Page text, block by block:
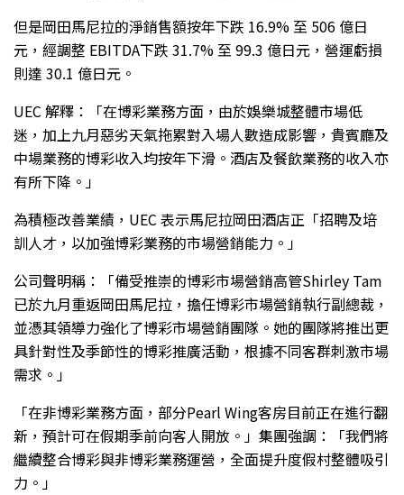
但是岡田馬尼拉的淨銷售額按年下跌 16.9% 至 506 億日
元，經調整 EBITDA下跌 31.7% 至 99.3 億日元，營運虧損
則達 30.1 億日元。
UEC 解釋：「在博彩業務方面，由於娛樂城整體市場低
迷，加上九月惡劣天氣拖累對入場人數造成影響，貴賓廳及
中場業務的博彩收入均按年下滑。酒店及餐飲業務的收入亦
有所下降。」
為積極改善業績，UEC 表示馬尼拉岡田酒店正「招聘及培
訓人才，以加強博彩業務的市場營銷能力。」
公司聲明稱：「備受推崇的博彩市場營銷高管Shirley Tam
已於九月重返岡田馬尼拉，擔任博彩市場營銷執行副總裁，
並憑其領導力強化了博彩市場營銷團隊。她的團隊將推出更
具針對性及季節性的博彩推廣活動，根據不同客群刺激市場
需求。」
「在非博彩業務方面，部分Pearl Wing客房目前正在進行翻
新，預計可在假期季前向客人開放。」集團強調：「我們將
繼續整合博彩與非博彩業務運營，全面提升度假村整體吸引
力。」